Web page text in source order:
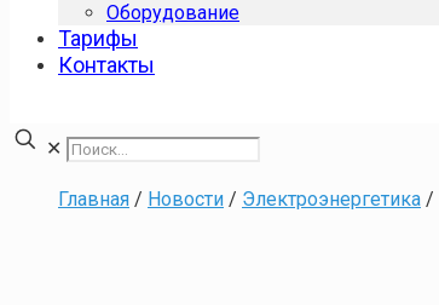
Оборудование
Тарифы
Контакты
✕
Главная / Новости / Электроэнергетика /